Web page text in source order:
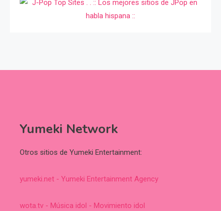
Yumeki Network
Otros sitios de Yumeki Entertainment:
yumeki.net - Yumeki Entertainment Agency
wota.tv - Música idol - Movimiento idol